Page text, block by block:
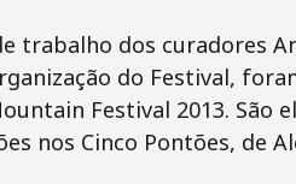
trabalho dos curadores
do Festival,
Festival 2013. São
nos Cinco Pontões, de